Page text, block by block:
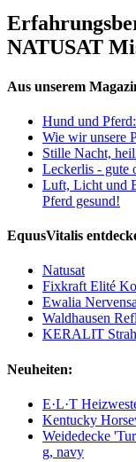
NATUSAT
Aus unserem
Hund und
Wie wir unsere
Stille Nacht,
Leckerlis - gute
Luft, Licht und
Pferd gesund!
EquusVitalis
Natusat
Fixkraft Elité
Ewalia
Waldhausen
KERALIT
Neuheiten:
E·L·T
Kentucky
Weidedecke
g, navy